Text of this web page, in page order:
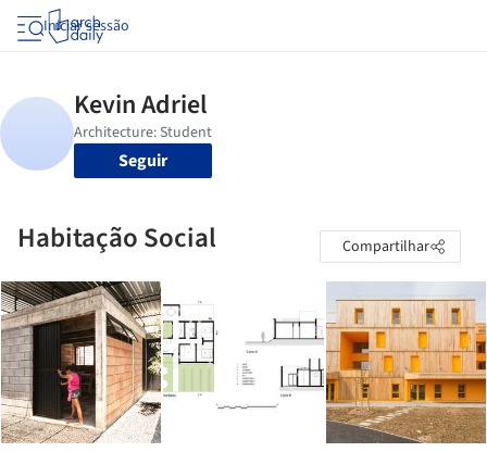
Iniciar sessão
Seguir
Habitação Social Compartilhar